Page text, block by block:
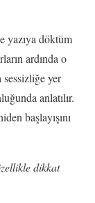
yazıya döktüm
ardında o
yer
anlatılır.
başlayışını
dikkat